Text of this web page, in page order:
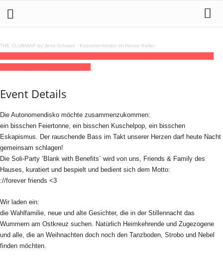
THE CLUBMAP by Jens Schwan · Kassettenkinder im House Keller
Event Details
Die Autonomendisko möchte zusammenzukommen:
ein bisschen Feiertonne, ein bisschen Kuschelpop, ein bisschen
Eskapismus. Der rauschende Bass im Takt unserer Herzen darf heute Nacht
gemeinsam schlagen!
Die Soli-Party ’Blank with Benefits` wird von uns, Friends & Family des
Hauses, kuratiert und bespielt und bedient sich dem Motto:
://forever friends <3
Wir laden ein:
die Wahlfamilie, neue und alte Gesichter, die in der Stillennacht das
Wummern am Ostkreuz suchen. Natürlich Heimkehrende und Zugezogene
und alle, die an Weihnachten doch noch den Tanzboden, Strobo und Nebel
finden möchten.